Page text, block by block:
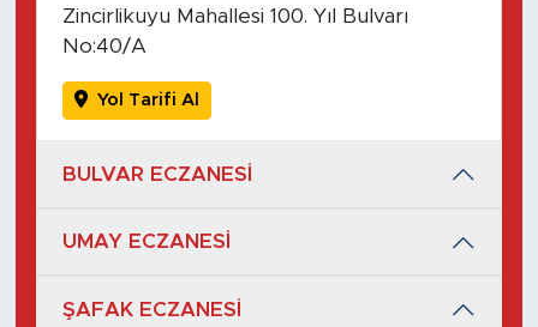
Zincirlikuyu Mahallesi 100. Yıl Bulvarı
No:40/A
Yol Tarifi Al
BULVAR ECZANESİ
UMAY ECZANESİ
ŞAFAK ECZANESİ